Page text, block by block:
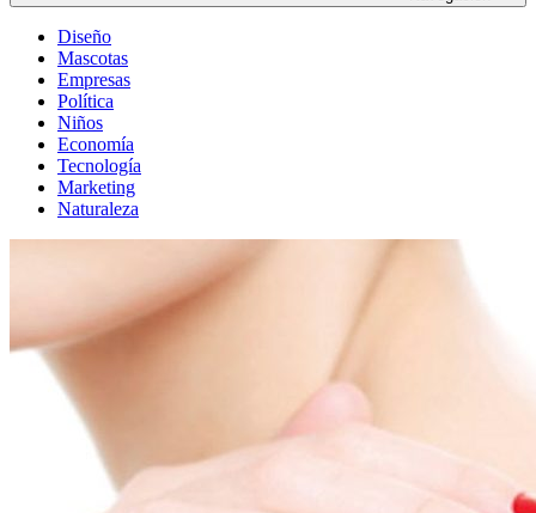
Diseño
Mascotas
Empresas
Política
Niños
Economía
Tecnología
Marketing
Naturaleza